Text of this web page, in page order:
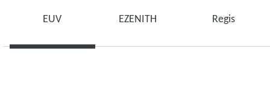
EUV EZENITH Regis